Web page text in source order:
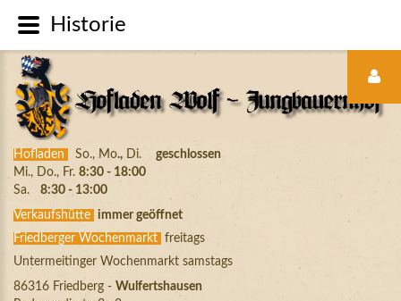
Hofladen So., Mo., Di. geschlossen
Mi., Do., Fr. 8:30 - 18:00
Sa. 8:30 - 13:00
Verkaufshütte
immer geöffnet
Friedberger Wochenmarkt freitags
Untermeitinger Wochenmarkt samstags
86316 Friedberg - Wulfertshausen
LOGIN
FORM
ANMELDEN
Historie